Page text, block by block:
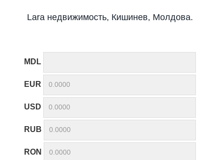
Lara недвижимость, Кишинев, Молдова.
MDL
EUR
USD
RUB
RON